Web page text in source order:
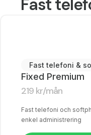
Fast
Fast telefoni &
Fixed Premium
219 kr/mån
Fast telefoni och
enkel administrering